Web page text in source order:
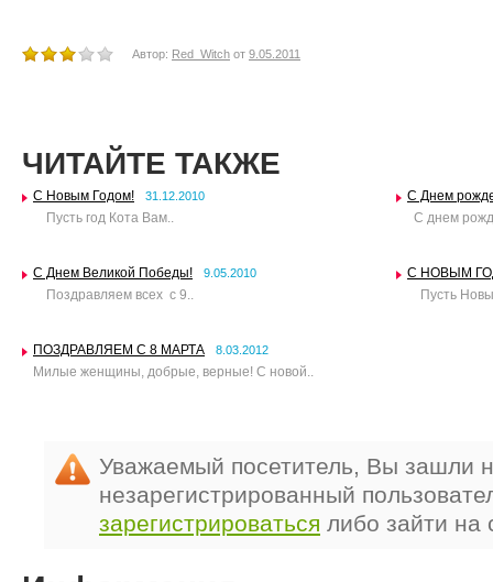
Автор: Red_Witch от 9.05.2011
ЧИТАЙТЕ ТАКЖЕ
С Новым Годом! 31.12.2010
Пусть год Кота Вам..
C Днем
C днем
C Днем Великой Победы! 9.05.2010
Поздравляем всех с 9..
C НОВЫМ
Пусть
ПОЗДРАВЛЯЕМ С 8 МАРТА 8.03.2012
Милые женщины, добрые, верные! С новой..
Уважаемый посетитель, Вы зашли
незарегистрированный
зарегистрироваться либо зайти на